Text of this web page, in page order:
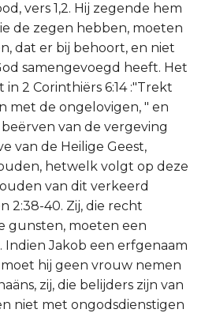
vers 1,2. Hij zegende hem
de zegen hebben, moeten
dat er bij behoort, en niet
samengevoegd heeft. Het
2 Corinthiërs 6:14 :"Trekt
met de ongelovigen, " en
van de vergeving
van de Heilige Geest,
hetwelk volgt op deze
van dit verkeerd
2:38-40. Zij, die recht
gunsten, moeten een
Indien Jakob een erfgenaam
hij geen vrouw nemen
zij, die belijders zijn van
niet met ongodsdienstigen